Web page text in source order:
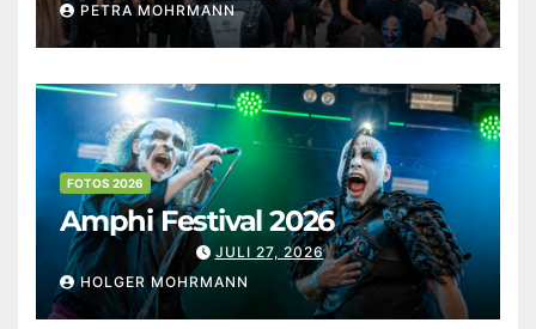
PETRA MOHRMANN
FOTOS 2026
Amphi Festival 2026
JULI 27, 2026
HOLGER MOHRMANN